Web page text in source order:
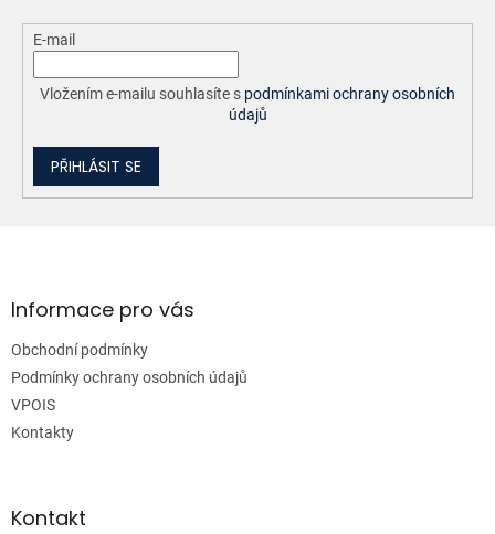
v
i
s
u
E-mail
Vložením e-mailu souhlasíte s podmínkami ochrany osobních
údajů
PŘIHLÁSIT SE
aInformace pro vás
Obchodní podmínky
Podmínky ochrany osobních údajů
VPOIS
Kontakty
Kontakt